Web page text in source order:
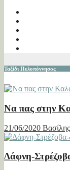
Ταξίδι Πελοπόννησος
Να πας στην
21/06/2020
Δάφνη-